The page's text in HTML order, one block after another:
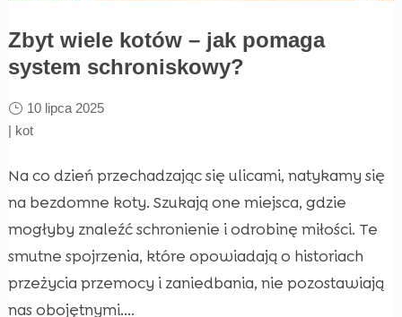
Zbyt wiele kotów – jak pomaga
system schroniskowy?
10 lipca 2025
| kot
Na co dzień przechadzając się ulicami, natykamy się
na bezdomne koty. Szukają one miejsca, gdzie
mogłyby znaleźć schronienie i odrobinę miłości. Te
smutne spojrzenia, które opowiadają o historiach
przeżycia przemocy i zaniedbania, nie pozostawiają
nas obojętnymi....